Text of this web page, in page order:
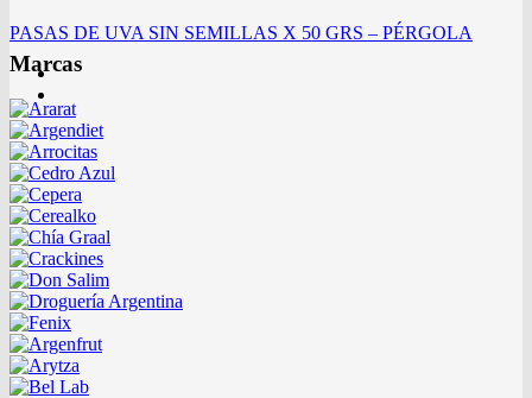
PASAS DE UVA SIN SEMILLAS X 50 GRS – PÉRGOLA
Marcas